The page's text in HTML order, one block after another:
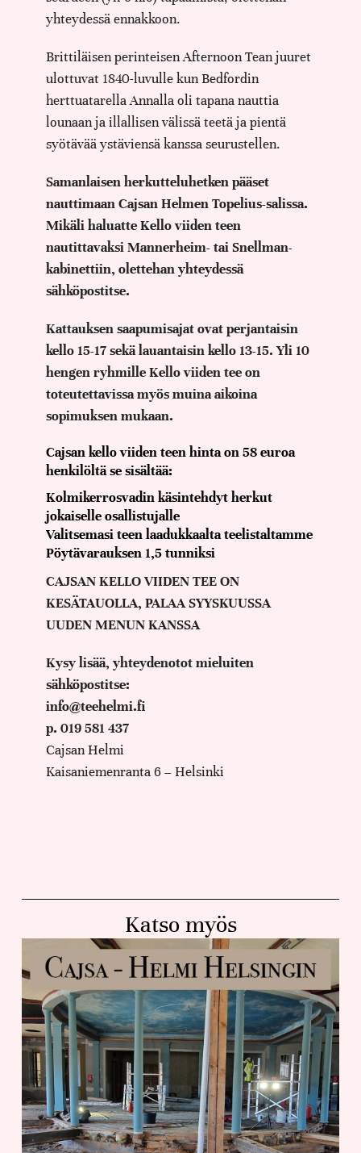
yhteydessä ennakkoon.
Brittiläisen perinteisen Afternoon Tean juuret
ulottuvat 1840-luvulle kun Bedfordin
herttuatarella Annalla oli tapana nauttia
lounaan ja illallisen välissä teetä ja pientä
syötävää ystäviensä kanssa seurustellen.
Samanlaisen herkutteluhetken pääset
nauttimaan Cajsan Helmen Topelius-salissa.
Mikäli haluatte Kello viiden teen
nautittavaksi Mannerheim- tai Snellman-
kabinettiin, olettehan yhteydessä
sähköpostitse.
Kattauksen saapumisajat ovat perjantaisin
kello 15-17 sekä lauantaisin kello 13-15. Yli 10
hengen ryhmille Kello viiden tee on
toteutettavissa myös muina aikoina
sopimuksen mukaan.
Cajsan kello viiden teen hinta on 58 euroa
henkilöltä se sisältää:
Kolmikerrosvadin käsintehdyt herkut
jokaiselle osallistujalle
Valitsemasi teen laadukkaalta teelistaltamme
Pöytävarauksen 1,5 tunniksi
CAJSAN KELLO VIIDEN TEE ON
KESÄTAUOLLA, PALAA SYYSKUUSSA
UUDEN MENUN KANSSA
Kysy lisää, yhteydenotot mieluiten
sähköpostitse:
info@teehelmi.fi
p. 019 581 437
Cajsan Helmi
Kaisaniemenranta 6 – Helsinki
Katso myös